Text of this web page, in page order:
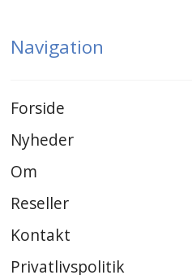
Navigation
Forside
Nyheder
Om
Reseller
Kontakt
Privatlivspolitik